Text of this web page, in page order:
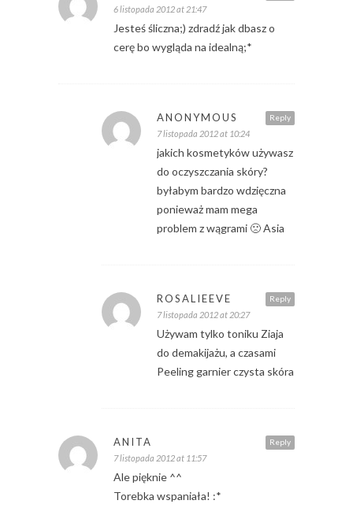
6 listopada 2012 at 21:47
Jesteś śliczna;) zdradź jak dbasz o
cerę bo wygląda na idealną;*
Reply
ANONYMOUS
7 listopada 2012 at 10:24
jakich kosmetyków używasz
do oczyszczania skóry?
byłabym bardzo wdzięczna
ponieważ mam mega
problem z wągrami 🙁 Asia
Reply
ROSALIEEVE
7 listopada 2012 at 20:27
Używam tylko toniku Ziaja
do demakijażu, a czasami
Peeling garnier czysta skóra
Reply
ANITA
7 listopada 2012 at 11:57
Ale pięknie ^^
Torebka wspaniała! :*